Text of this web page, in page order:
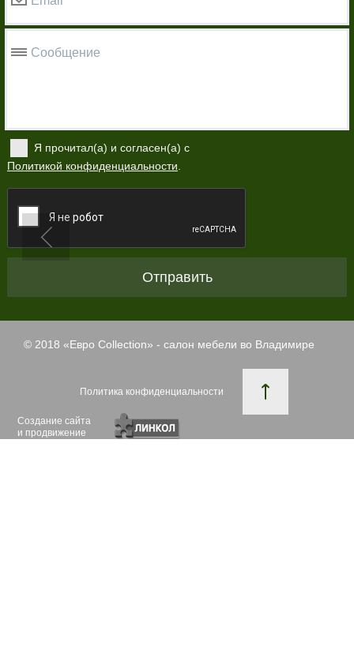
Сообщение
Я прочитал(а) и согласен(а) с
Политикой конфиденциальности
Отправить
© 2018 «Евро Collection» - салон мебели во Владимире
Политика конфиденциальности
Создание сайта
и продвижение